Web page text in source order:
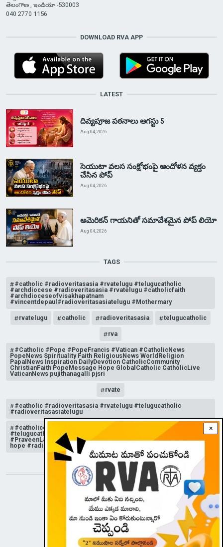
×
తెలంగాణ , ఇండియా -530003
040 2770 1156
DOWNLOAD RVA APP
LATEST
దివ్యపూజ పఠనాలు ఆగస్టు 5
Aug 04, 2026
సెయుటా వలస సంక్షోభంపై ఆందోళన వ్యక్తం
చేసిన పోప్
Aug 04, 2026
అమెరికన్ గాయనితో సమావేశమైన పోప్ లియో
Aug 04, 2026
TAGS
#catholic #radioveritasasia #rvatelugu #telugucatholic
#archdiocese #radioveritasasia #rvatelugu #catholicfaith
#archdioceseofvisakhapatnam
#vincentdepaul#radioveritasasiatelugu #Mothermary
rvatelugu catholic radioveritasasia telugucatholic
rva
#Catholic #Pope #PopeFrancis #Vatican #CatholicNews
PopeNews Spirituality Faith ReligiousNews WorldReligion
PapalNews Inspiration DailyDevotion CatholicCommunity
ChristianFaith PopeMessage Hope GlobalCatholic CatholicLive
VaticanNews pujithanagalli pjsri
rvate
#catholic #radioveritasasia #rvatelugu #telugucatholic
#radioveritasasiatelugu
#catholicchurchnews #catholictelugu #telugucatholic
#telugucatholicchurch #radioveritasasia #rvatelugu
#PraveenLakkisetti #reflection #advent #christmas #messageof
hope #radioveritas #rvatelugu #viral #insta
STAY CONNECTED WITH US!